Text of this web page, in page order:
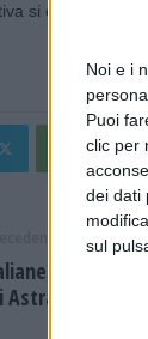
Noi e i
Puoi
clic per
dei dati
sul
si consiglia di
effettua
AstraZeneca e